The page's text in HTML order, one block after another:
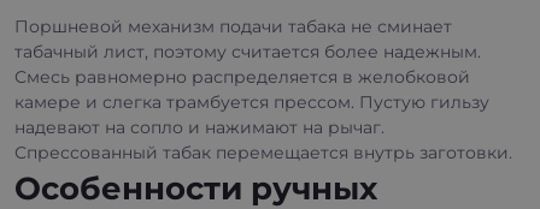
Поршневой механизм подачи табака не сминает
табачный лист, поэтому считается более надежным.
Смесь равномерно распределяется в желобковой
камере и слегка трамбуется прессом. Пустую гильзу
надевают на сопло и нажимают на рычаг.
Спрессованный табак перемещается внутрь заготовки.
Особенности ручных